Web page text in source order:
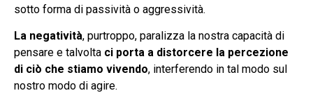
sotto forma di passività o aggressività.
La negatività, purtroppo, paralizza la nostra capacità di
pensare e talvolta ci porta a distorcere la percezione
di ciò che stiamo vivendo, interferendo in tal modo sul
nostro modo di agire.